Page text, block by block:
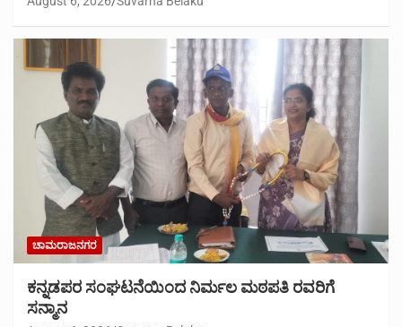
ಚಾಮರಾಜನಗರ
ಕನ್ನಡಪರ ಸಂಘಟನೆಯಿಂದ ನಿರ್ಮಲ ಮಠಪತಿ ರವರಿಗೆ
ಸನ್ಮಾನ